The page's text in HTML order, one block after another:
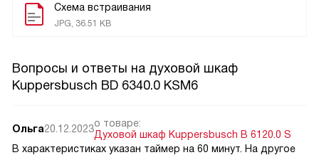
Схема встраивания
JPG, 36.51 KB
Вопросы и ответы на духовой шкаф
Kuppersbusch BD 6340.0 KSM6
Ольга20.12.2023о товаре:
Духовой шкаф Kuppersbusch B 6120.0 S
В характеристиках указан таймер на 60 минут. На другое